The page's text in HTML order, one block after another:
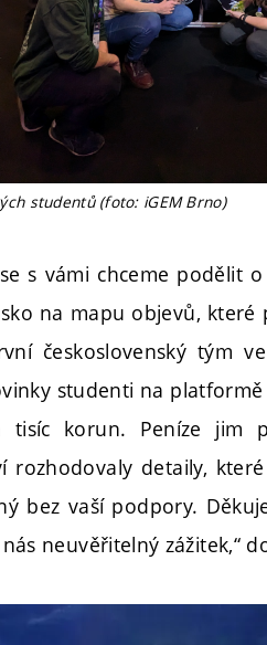
studentů (foto: iGEM Brno)
s vámi chceme podělit
na mapu objevů,
československý tým
studenti na platformě
korun. Peníze jim
rozhodovaly detaily,
bez vaší podpory.
neuvěřitelný zážitek,“